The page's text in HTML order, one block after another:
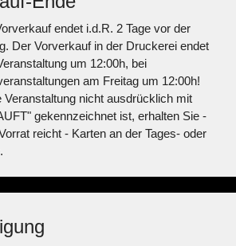
endet i.d.R. 2 Tage vor der
Der Vorverkauf in der Druckerei endet
um 12:00h, bei
am Freitag um 12:00h!
Veranstaltung nicht ausdrücklich mit
gekennzeichnet ist, erhalten Sie -
reicht - Karten an der Tages- oder